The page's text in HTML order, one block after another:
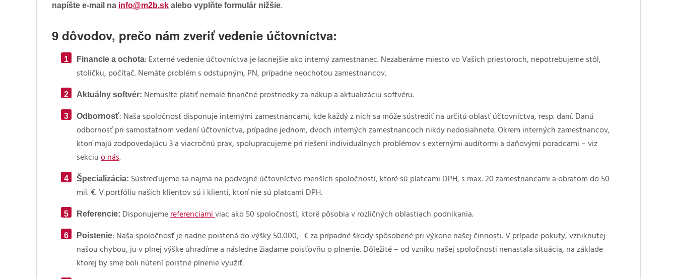
napíšte e-mail na info@m2b.sk alebo vyplňte formulár nižšie.
9 dôvodov, prečo nám zveriť vedenie účtovníctva:
Financie a ochota: Externé vedenie účtovníctva je lacnejšie ako interný zamestnanec. Nezaberáme miesto vo Vašich priestoroch, nepotrebujeme stôl,
stoličku, počítač. Nemáte problém s odstupným, PN, prípadne neochotou zamestnancov.
Aktuálny softvér: Nemusíte platiť nemalé finančné prostriedky za nákup a aktualizáciu softvéru.
Odbornosť: Naša spoločnosť disponuje internými zamestnancami, kde každý z nich sa môže sústrediť na určitú oblasť účtovníctva, resp. daní. Danú
odbornosť pri samostatnom vedení účtovníctva, prípadne jednom, dvoch interných zamestnancoch nikdy nedosiahnete. Okrem interných zamestnancov,
ktorí majú zodpovedajúcu 3 a viacročnú prax, spolupracujeme pri riešení individuálnych problémov s externými audítormi a daňovými poradcami – viz
sekciu o nás.
Špecializácia: Sústreďujeme sa najmä na podvojné účtovníctvo menších spoločností, ktoré sú platcami DPH, s max. 20 zamestnancami a obratom do 50
mil. €. V portfóliu našich klientov sú i klienti, ktorí nie sú platcami DPH.
Referencie: Disponujeme referenciami viac ako 50 spoločností, ktoré pôsobia v rozličných oblastiach podnikania.
Poistenie: Naša spoločnosť je riadne poistená do výšky 50.000,- € za prípadné škody spôsobené pri výkone našej činnosti. V prípade pokuty, vzniknutej
našou chybou, ju v plnej výške uhradíme a následne žiadame poisťovňu o plnenie. Dôležité – od vzniku našej spoločnosti nenastala situácia, na základe
ktorej by sme boli nútení poistné plnenie využiť.